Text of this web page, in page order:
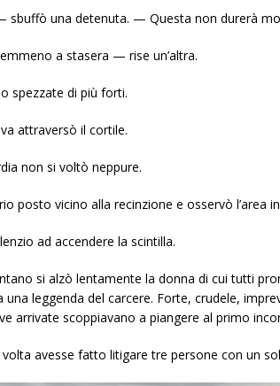
una detenuta. — Questa non durerà
a stasera — rise un’altra.
spezzate di più forti.
attraversò il cortile.
non si voltò neppure.
posto vicino alla recinzione e osservò l’area
ad accendere la scintilla.
si alzò lentamente la donna di cui tutti
una leggenda del carcere. Forte, crudele,
arrivate scoppiavano a piangere al primo
volta avesse fatto litigare tre persone con un